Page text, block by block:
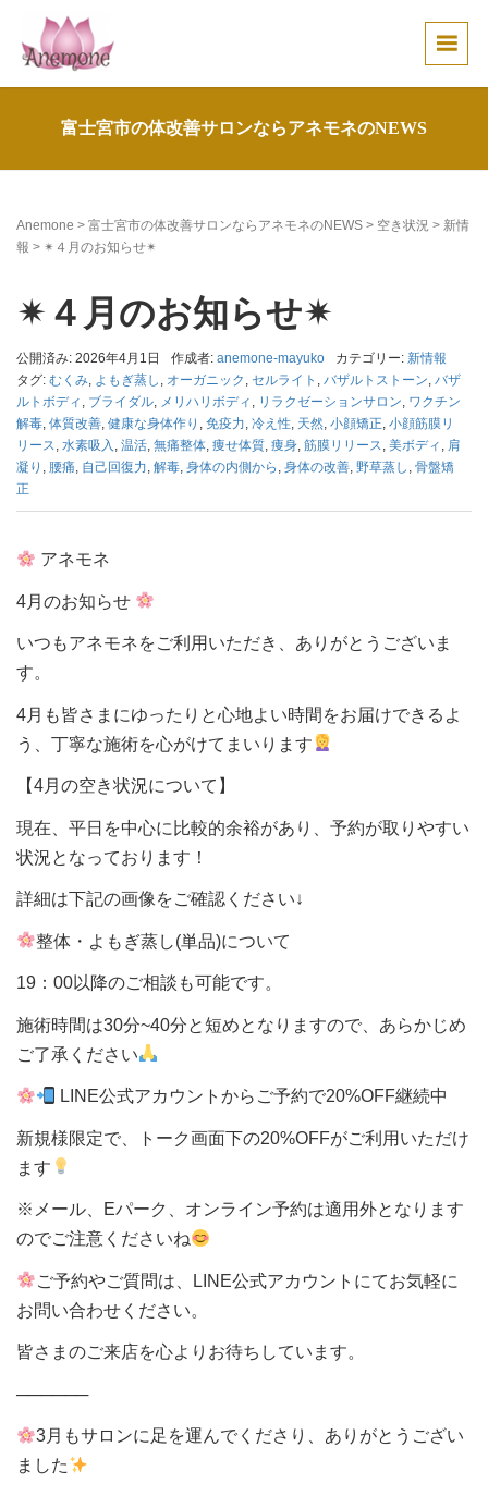
富士宮市の体改善サロンならアネモネのNEWS
Anemone > 富士宮市の体改善サロンならアネモネのNEWS > 空き状況 > 新情
報 > ✴︎４月のお知らせ✴︎
✴︎４月のお知らせ✴︎
公開済み: 2026年4月1日 作成者: anemone-mayuko カテゴリー: 新情報
タグ: むくみ, よもぎ蒸し , オーガニック , セルライト , バザルトストーン, バザ
ルトボディ , ブライダル, メリハリボディ , リラクゼーションサロン, ワクチン
解毒, 体質改善, 健康な身体作り , 免疫力, 冷え性, 天然, 小顔矯正, 小顔筋膜リ
リース, 水素吸入 , 温活, 無痛整体, 痩せ体質, 痩身, 筋膜リリース, 美ボディ , 肩
凝り , 腰痛, 自己回復力, 解毒, 身体の内側から , 身体の改善, 野草蒸し , 骨盤矯
正
アネモネ
4月のお知らせ
いつもアネモネをご利用いただき、ありがとうございま
す。
4月も皆さまにゆったりと心地よい時間をお届けできるよ
う、丁寧な施術を心がけてまいります
【4月の空き状況について】
現在、平日を中心に比較的余裕があり、予約が取りやすい
状況となっております！
詳細は下記の画像をご確認ください↓
整体・よもぎ蒸し(単品)について
19：00以降のご相談も可能です。
施術時間は30分~40分と短めとなりますので、あらかじめ
ご了承ください
LINE公式アカウントからご予約で20%OFF継続中
新規様限定で、トーク画面下の20%OFFがご利用いただけ
ます
※メール、Eパーク、オンライン予約は適用外となります
のでご注意くださいね
ご予約やご質問は、LINE公式アカウントにてお気軽に
お問い合わせください。
皆さまのご来店を心よりお待ちしています。
──────
3月もサロンに足を運んでくださり、ありがとうござい
ました